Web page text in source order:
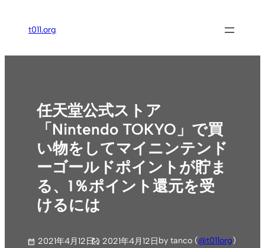
ス
t011.org
任天堂公式ストア
「Nintendo TOKYO」で買
い物をしてマイニンテンド
ーゴールドポイントが貯ま
る、1％ポイント還元を受
けるには
2021年4月12日 2021年4月12日by tanco (@t011org)